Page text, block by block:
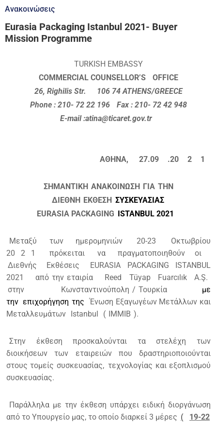
Ανακοινώσεις
Eurasia Packaging Istanbul 2021- Buyer
Mission Programme
TURKISH EMBASSY
COMMERCIAL COUNSELLOR’S
OFFICE
26, Righilis Str.
106 74 ATHENS/GREECE
Phone : 210- 72 22 196
Fax : 210- 72 42 948
E-mail :atina@ticaret.gov.tr
ΑΘΗΝΑ, 27.09 .20 2 1
ΣΗΜΑΝΤΙΚΗ ΑΝΑΚΟΙΝΩΣΗ ΓΙΑ ΤΗΝ
ΔΙΕΘΝΗ ΕΚΘΕΣΗ ΣΥΣΚΕΥΑΣΙΑΣ
EURASIA PACKAGING ISTANBUL 2021
Μεταξύ των ημερομηνιών 20-23
Οκτωβρίου
20
2 1 πρόκειται να
πραγματοποιηθούν οι
Διεθνής
Εκθέσεις
EURASIA PACKAGING ISTANBUL
2021
από την εταιρία
Reed Tüyap Fuarcılık A.Ş.
στην
Κωνσταντινούπολη / Τουρκία
με
την επιχορήγηση της
Ένωση Εξαγωγέων Μετάλλων και
Μεταλλευμάτων Istanbul ( IMMIB ).
Στην έκθεση προσκαλούνται τα στελέχη των
διοικήσεων των εταιρειών που δραστηριοποιούνται
στους τομείς συσκευασίας, τεχνολογίας και εξοπλισμού
συσκευασίας.
Παράλληλα με την έκθεση υπάρχει ειδική διοργάνωση
από το Υπουργείο μας, το οποίο διαρκεί 3 μέρες (
19-22